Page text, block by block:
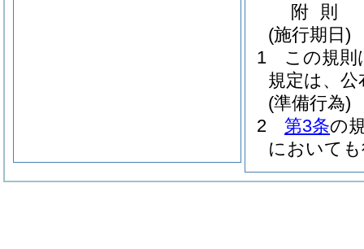
附 則
(施行期日)
1
この規則
規定は、
(準備行為)
2
第3条の
において